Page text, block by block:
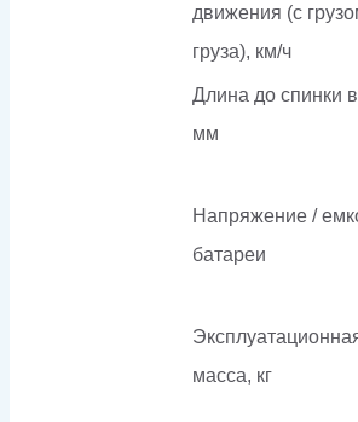
движения (с
груза), км/ч
Длина до спинки
мм
Напряжение /
батареи
масса, кг